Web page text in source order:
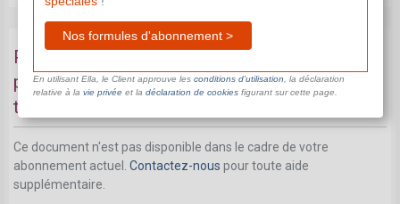
Perte de la rémunération: condition requise
pour le salaire garanti en cas d'accident du
travail ou de maladie professionnelle
Ce document n'est pas disponible dans le cadre de votre
abonnement actuel. Contactez-nous pour toute aide
supplémentaire.
Nos formules d'abonnement >
En utilisant Ella, le Client approuve les conditions d’utilisation , la déclaration
relative à la vie privéeet la déclaration de cookiesfigurant sur cette page.